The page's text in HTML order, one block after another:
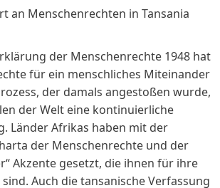
der Menschenrechte 1948 hat
für ein menschliches Miteinander
der damals angestoßen wurde,
der Welt eine kontinuierliche
Länder Afrikas haben mit der
der Menschenrechte und der
Akzente gesetzt, die ihnen für ihre
Auch die tansanische Verfassung